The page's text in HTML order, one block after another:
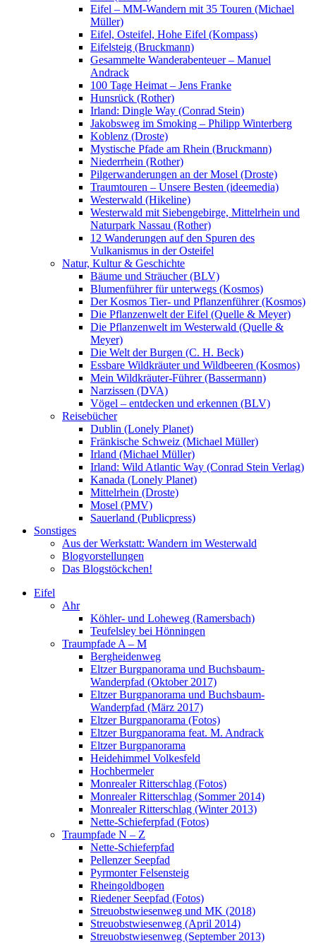
Eifel – MM-Wandern mit 35 Touren (Michael
Müller)
Eifel, Osteifel, Hohe Eifel (Kompass)
Eifelsteig (Bruckmann)
Gesammelte Wanderabenteuer – Manuel
Andrack
100 Tage Heimat – Jens Franke
Hunsrück (Rother)
Irland: Dingle Way (Conrad Stein)
Jakobsweg im Smoking – Philipp Winterberg
Koblenz (Droste)
Mystische Pfade am Rhein (Bruckmann)
Niederrhein (Rother)
Pilgerwanderungen an der Mosel (Droste)
Traumtouren – Unsere Besten (ideemedia)
Westerwald (Hikeline)
Westerwald mit Siebengebirge, Mittelrhein und
Naturpark Nassau (Rother)
12 Wanderungen auf den Spuren des
Vulkanismus in der Osteifel
Natur, Kultur & Geschichte
Bäume und Sträucher (BLV)
Blumenführer für unterwegs (Kosmos)
Der Kosmos Tier- und Pflanzenführer (Kosmos)
Die Pflanzenwelt der Eifel (Quelle & Meyer)
Die Pflanzenwelt im Westerwald (Quelle &
Meyer)
Die Welt der Burgen (C. H. Beck)
Essbare Wildkräuter und Wildbeeren (Kosmos)
Mein Wildkräuter-Führer (Bassermann)
Narzissen (DVA)
Vögel – entdecken und erkennen (BLV)
Reisebücher
Dublin (Lonely Planet)
Fränkische Schweiz (Michael Müller)
Irland (Michael Müller)
Irland: Wild Atlantic Way (Conrad Stein Verlag)
Kanada (Lonely Planet)
Mittelrhein (Droste)
Mosel (PMV)
Sauerland (Publicpress)
Sonstiges
Aus der Werkstatt: Wandern im Westerwald
Blogvorstellungen
Das Blogstöckchen!
Eifel
Ahr
Köhler- und Loheweg (Ramersbach)
Teufelsley bei Hönningen
Traumpfade A – M
Bergheidenweg
Eltzer Burgpanorama und Buchsbaum-
Wanderpfad (Oktober 2017)
Eltzer Burgpanorama und Buchsbaum-
Wanderpfad (März 2017)
Eltzer Burgpanorama (Fotos)
Eltzer Burgpanorama feat. M. Andrack
Eltzer Burgpanorama
Heidehimmel Volkesfeld
Hochbermeler
Monrealer Ritterschlag (Fotos)
Monrealer Ritterschlag (Sommer 2014)
Monrealer Ritterschlag (Winter 2013)
Nette-Schieferpfad (Fotos)
Traumpfade N – Z
Nette-Schieferpfad
Pellenzer Seepfad
Pyrmonter Felsensteig
Rheingoldbogen
Riedener Seepfad (Fotos)
Streuobstwiesenweg und MK (2018)
Streuobstwiesenweg (April 2014)
Streuobstwiesenweg (September 2013)